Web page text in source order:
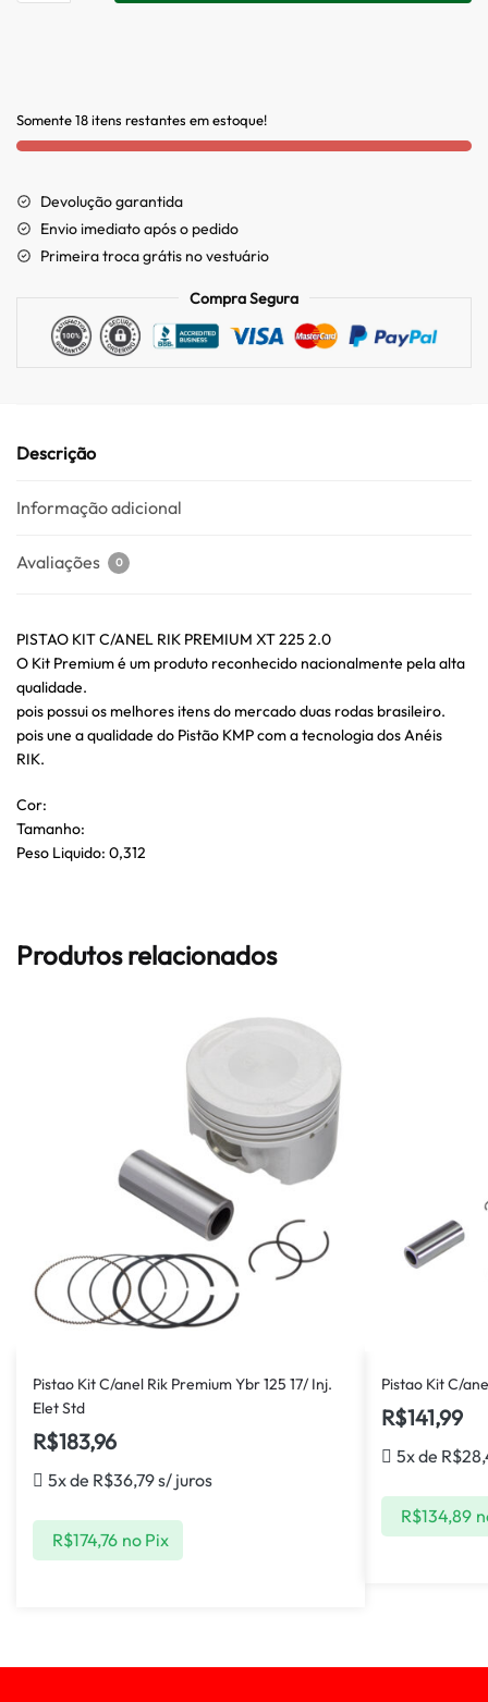
Somente 18 itens restantes em estoque!
Devolução garantida
Envio imediato após o pedido
Primeira troca grátis no vestuário
Compra Segura
Descrição
Informação adicional
Avaliações 0
PISTAO KIT C/ANEL RIK PREMIUM XT 225 2.0
O Kit Premium é um produto reconhecido nacionalmente pela alta
qualidade.
pois possui os melhores itens do mercado duas rodas brasileiro.
pois une a qualidade do Pistão KMP com a tecnologia dos Anéis
RIK.
Cor:
Tamanho:
Peso Liquido: 0,312
Produtos relacionados
Pistao Kit C/anel Rik Premium Ybr 125 17/ Inj.
Elet Std
R$183,96
5x de R$36,79s/ juros
R$174,76 no Pix
Pistao Kit C/
R$141,99
5x de R$
R$134,89